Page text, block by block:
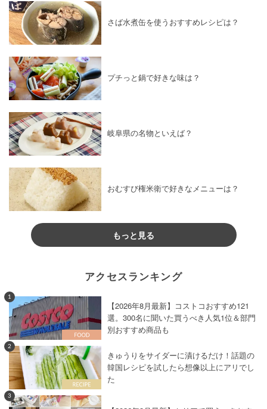
さば水煮缶を使うおすすめレシピは？
プチっと鍋で好きな味は？
岐阜県の名物といえば？
おむすび権米衛で好きなメニューは？
もっと見る
アクセスランキング
1
【2026年8月最新】コストコおすすめ121
選。300名に聞いた買うべき人気1位＆部門
別おすすめ商品も
2
きゅうりをサイダーに漬けるだけ！話題の
韓国レシピを試したら想像以上にアリでし
た
3